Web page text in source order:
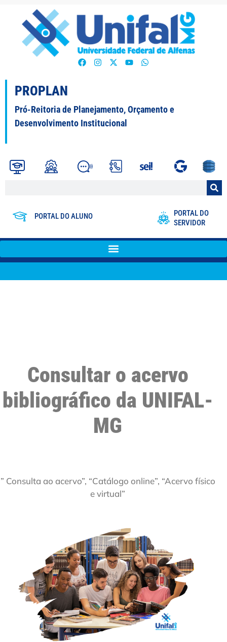
PROPLAN
Pró-Reitoria de Planejamento, Orçamento e
Desenvolvimento Institucional
PORTAL DO ALUNO
PORTAL DO
SERVIDOR
Consultar o acervo
bibliográfico da UNIFAL-
MG
” Consulta ao acervo”, “Catálogo online”, “Acervo físico
e virtual”